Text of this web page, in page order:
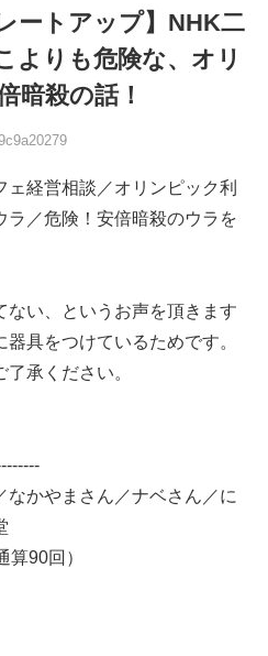
ートアップ】NHK二
よりも危険な、オリ
暗殺の話！
経営相談／オリンピック利
ラ／危険！安倍暗殺のウラを
ない、というお声を頂きます
具をつけているためです。
承ください。
なかやまさん／ナベさん／に
通算90回）